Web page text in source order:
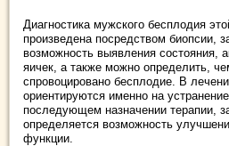
Диагностика мужского бесплодия
произведена посредством биопсии,
возможность выявления состояния,
яичек, а также можно определить,
спровоцировано бесплодие. В
ориентируются именно на
последующем назначении терапии,
определяется возможность
функции.